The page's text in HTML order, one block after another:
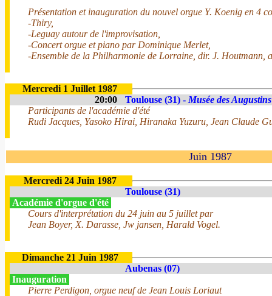
Présentation et inauguration du nouvel orgue Y. Koenig en 4
-Thiry,
-Leguay autour de l'improvisation,
-Concert orgue et piano par Dominique Merlet,
-Ensemble de la Philharmonie de Lorraine, dir. J. Houtmann,
Mercredi 1 Juillet 1987
20:00
Toulouse (31) - Musée des Augustins
Participants de l'académie d'été
Rudi Jacques, Yasoko Hirai, Hiranaka Yuzuru, Jean Claude
Juin 1987
Mercredi 24 Juin 1987
Toulouse (31)
Académie d'orgue d'été
Cours d'interprétation du 24 juin au 5 juillet par
Jean Boyer, X. Darasse, Jw jansen, Harald Vogel.
Dimanche 21 Juin 1987
Aubenas (07)
Inauguration
Pierre Perdigon, orgue neuf de Jean Louis Loriaut